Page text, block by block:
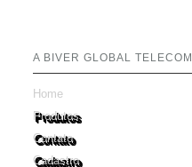
A BIVER GLOBAL TELECOM
Home
Produtos
Contato
Cadastro